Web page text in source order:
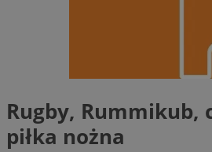
Rugby, Rummikub,
piłka nożna